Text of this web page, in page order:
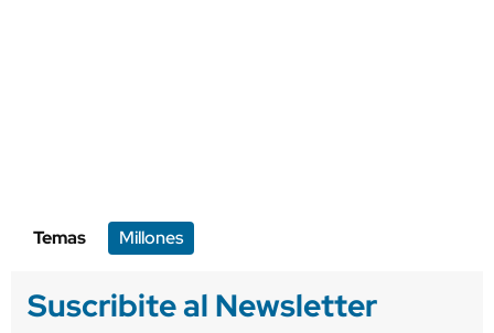
Temas Millones
Suscribite al Newsletter